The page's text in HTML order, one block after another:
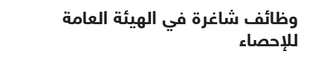
وظائف شاغرة في الهيئة العامة
للإحصاء